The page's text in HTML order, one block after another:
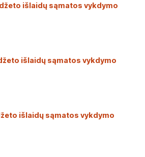
išlaidų sąmatos vykdymo
išlaidų sąmatos vykdymo
išlaidų sąmatos vykdymo